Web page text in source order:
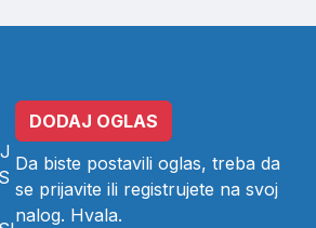
DODAJ OGLAS
Da biste postavili oglas, treba da
se prijavite ili registrujete na svoj
nalog. Hvala.